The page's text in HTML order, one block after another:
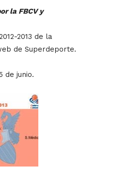
la FBCV y
2013 de la
de Superdeporte.
de junio.